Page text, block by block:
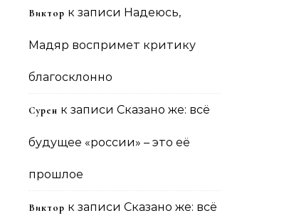
Виктор к записи Надеюсь,
Мадяр воспримет критику
благосклонно
Сурен к записи Сказано же: всё
будущее «россии» – это её
прошлое
Виктор к записи Сказано же: всё